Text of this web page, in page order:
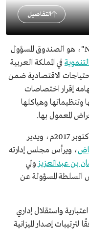
التفاصيل
اختصاره "NDF"، هو الصندوق المسؤول
في المملكة العربية
الاقتصادية ضمن
إقرار اختصاصات
وتنظيماتها وهياكلها
المعمول بها.
تأسس الصندوق في 13 محرم 1439 هـ/3 أكتوبر 2017م، ويدير
، ويرأس مجلس إدارته
بن عبدالعزيز ولي
السلطة المسؤولة عن
واستقلال إداري
إصدار الميزانية